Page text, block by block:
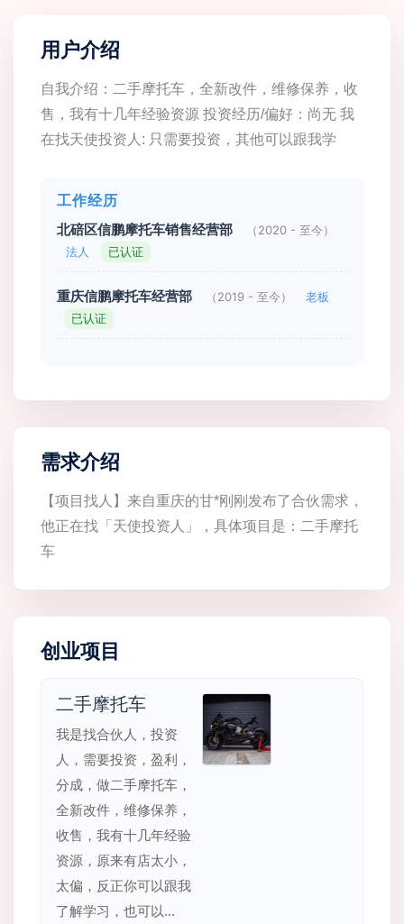
用户介绍
自我介绍：二手摩托车，全新改件，维修保养，收
售，我有十几年经验资源 投资经历/偏好：尚无 我
在找天使投资人: 只需要投资，其他可以跟我学
工作经历
北碚区信鹏摩托车销售经营部
（2020 - 至今）
法人
已认证
重庆信鹏摩托车经营部 （2019 - 至今）
老板
已认证
需求介绍
【项目找人】来自重庆的甘*刚刚发布了合伙需求，
他正在找「天使投资人」，具体项目是：二手摩托
车
创业项目
二手摩托车
我是找合伙人，投资
人，需要投资，盈利，
分成，做二手摩托车，
全新改件，维修保养，
收售，我有十几年经验
资源，原来有店太小，
太偏，反正你可以跟我
了解学习，也可以...